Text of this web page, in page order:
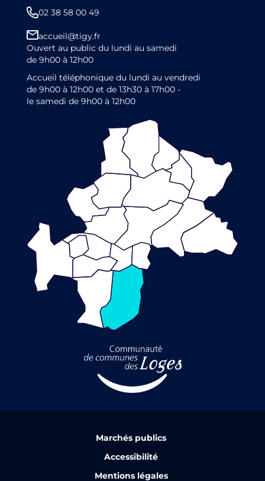
02 38 58 00 49
accueil@tigy.fr
Ouvert au public du lundi au samedi
de 9h00 à 12h00
Accueil téléphonique du lundi au vendredi
de 9h00 à 12h00 et de 13h30 à 17h00 -
le samedi de 9h00 à 12h00
Marchés publics
Accessibilité
Mentions légales